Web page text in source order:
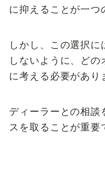
に抑えることが一つ
しかし、この選択
しないように、ど
に考える必要があり
ディーラーとの相談
スを取ることが重要